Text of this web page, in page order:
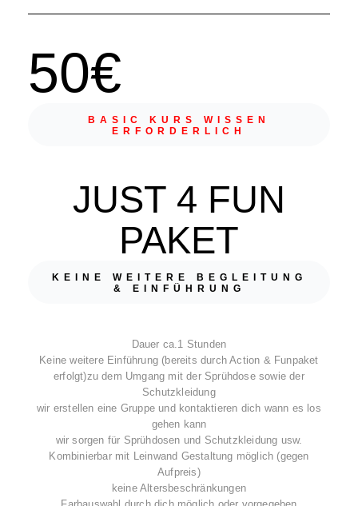
50€
BASIC KURS WISSEN
ERFORDERLICH
JUST 4 FUN
PAKET
KEINE WEITERE BEGLEITUNG
& EINFÜHRUNG
Dauer ca.1 Stunden
Keine weitere Einführung (bereits durch Action & Funpaket
erfolgt)zu dem Umgang mit der Sprühdose sowie der
Schutzkleidung
wir erstellen eine Gruppe und kontaktieren dich wann es los
gehen kann
wir sorgen für Sprühdosen und Schutzkleidung usw.
Kombinierbar mit Leinwand Gestaltung möglich (gegen
Aufpreis)
keine Altersbeschränkungen